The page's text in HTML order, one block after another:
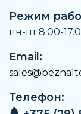
Мощность
2.4 ВA
Частота
Любое
Режим
пн-пт 8.00-
Email:
Телефон: